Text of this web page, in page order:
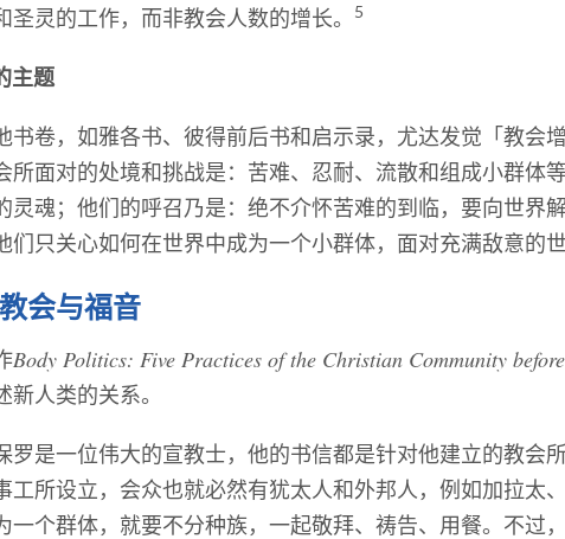
圣灵的工作，而非教会人数的增长。
5
主题
书卷，如雅各书、彼得前后书和启示录，尤达发觉「教会
所面对的处境和挑战是：苦难、忍耐、流散和组成小群体
灵魂；他们的呼召乃是：绝不介怀苦难的到临，要向世界
们只关心如何在世界中成为一个小群体，面对充满敌意的
会与福音
Body Politics: Five Practices of the Christian Community
人类的关系。
罗是一位伟大的宣教士，他的书信都是针对他建立的教会
工所设立，会众也就必然有犹太人和外邦人，例如加拉太
一个群体，就要不分种族，一起敬拜、祷告、用餐。不过